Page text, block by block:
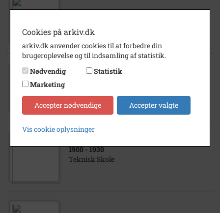
1907
1900- 1930
Teknisk Skole
Cookies på arkiv.dk
arkiv.dk anvender cookies til at forbedre din
brugeroplevelse og til indsamling af statistik.
Nødvendig
Statistik
Marketing
Accepter nødvendige Accepter valgte
Vis cookie oplysninger